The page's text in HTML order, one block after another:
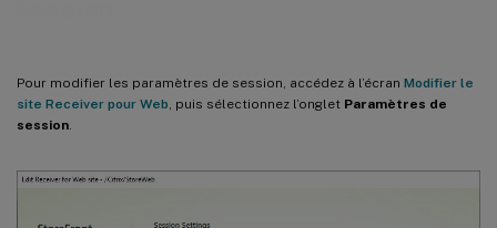
Pour modifier les paramètres de session, accédez à l’écran Modifier le
site Receiver pour Web , puis sélectionnez l’onglet Paramètres de
session